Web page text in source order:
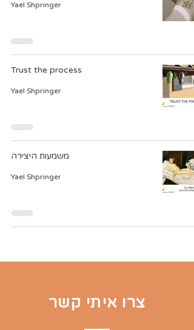
Yael Shpringer
Trust the process
Yael Shpringer
משמעות היצירה
Yael Shpringer
צרו איתי קשר